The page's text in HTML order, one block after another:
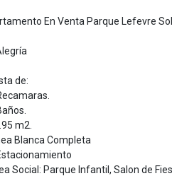
En Venta Parque Lefevre
de:
m2.
Blanca Completa
Social: Parque Infantil, Salon de